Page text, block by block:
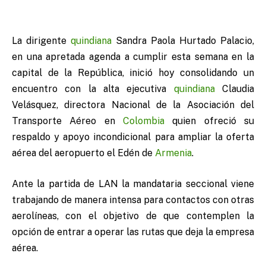
La dirigente quindiana Sandra Paola Hurtado Palacio,
en una apretada agenda a cumplir esta semana en la
capital de la República, inició hoy consolidando un
encuentro con la alta ejecutiva quindianaClaudia
Velásquez, directora Nacional de la Asociación del
Transporte Aéreo en Colombia quien ofreció su
respaldo y apoyo incondicional para ampliar la oferta
aérea del aeropuerto el Edén de Armenia.
Ante la partida de LAN la mandataria seccional viene
trabajando de manera intensa para contactos con otras
aerolíneas, con el objetivo de que contemplen la
opción de entrar a operar las rutas que deja la empresa
aérea.